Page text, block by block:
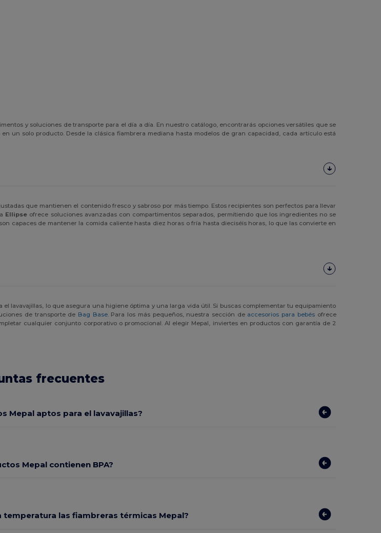
y soluciones de transporte para el día a día. En nuestro catálogo, encontrarás opciones versátiles que se
un solo producto. Desde la clásica fiambrera mediana hasta modelos de gran capacidad, cada artículo está
que mantienen el contenido fresco y sabroso por más tiempo. Estos recipientes son perfectos para llevar
Ellipse ofrece soluciones avanzadas con compartimentos separados, permitiendo que los ingredientes no se
capaces de mantener la comida caliente hasta diez horas o fría hasta dieciséis horas, lo que las convierte en
lavavajillas, lo que asegura una higiene óptima y una larga vida útil. Si buscas complementar tu equipamiento
de transporte de Bag Base. Para los más pequeños, nuestra sección de accesorios para bebésofrece
cualquier conjunto corporativo o promocional. Al elegir Mepal, inviertes en productos con garantía de 2
frecuentes
Mepal aptos para el lavavajillas?
Mepal contienen BPA?
temperatura las fiambreras térmicas Mepal?